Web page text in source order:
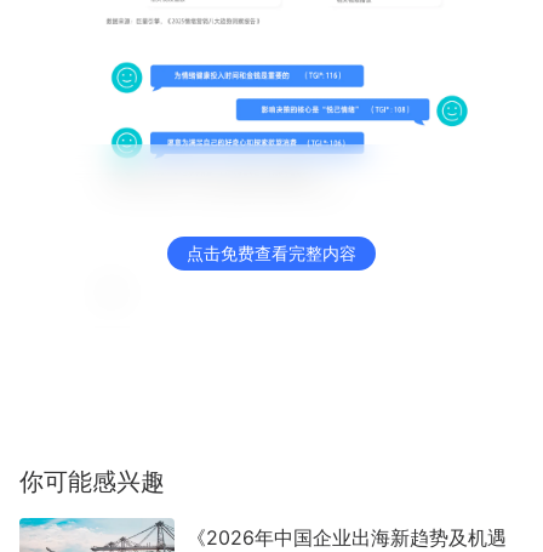
点击免费查看完整内容
你可能感兴趣
《2026年中国企业出海新趋势及机遇